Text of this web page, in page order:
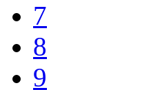
7
8
9